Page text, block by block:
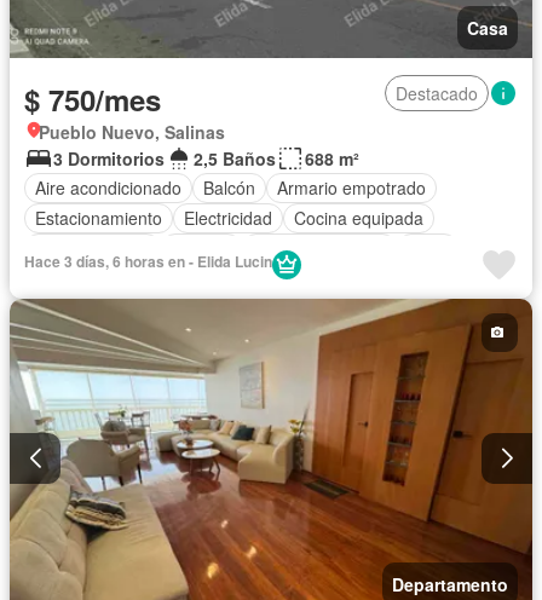
Casa
$ 750/mes
Destacado
Pueblo Nuevo, Salinas
3 Dormitorios
2,5 Baños
688 m²
Aire acondicionado
Balcón
Armario empotrado
Estacionamiento
Electricidad
Cocina equipada
Vista panorámica
Solo familias
Completamente amoblado
Hace 3 días, 6 horas en - Elida Lucin
Departamento